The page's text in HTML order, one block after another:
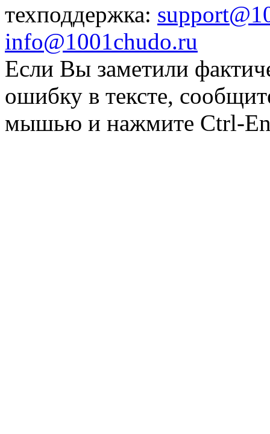
техподдержка:
info@1001chudo.ru
Если Вы заметили
ошибку в тексте,
мышью и нажмите Ctrl-